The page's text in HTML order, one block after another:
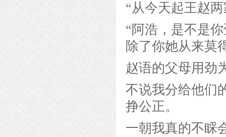
“从今天起王赵
“阿浩，是不是
除了你她从来莫
赵语的父母用劲
不说我分给他们
挣公正。
一朝我真的不睬